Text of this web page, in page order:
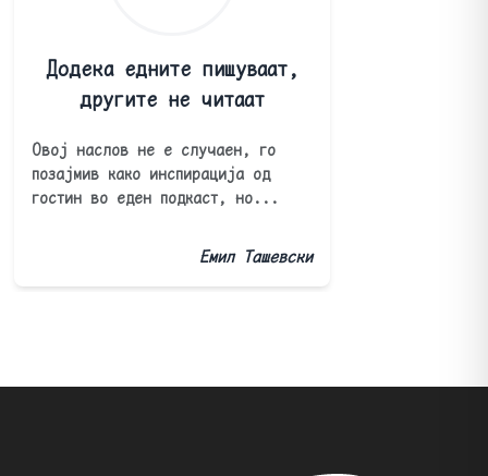
Додека едните пишуваат,
другите не читаат
Овој наслов не е случаен, го
позајмив како инспирација од
гостин во еден подкаст, но...
Емил Ташевски